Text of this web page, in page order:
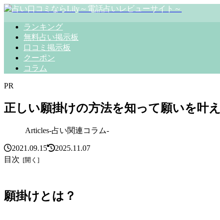
ランキング
無料占い掲示板
口コミ掲示板
クーポン
コラム
PR
正しい願掛けの方法を知って願いを叶
Articles-占い関連コラム-
2021.09.15
2025.11.07
目次
願掛けとは？